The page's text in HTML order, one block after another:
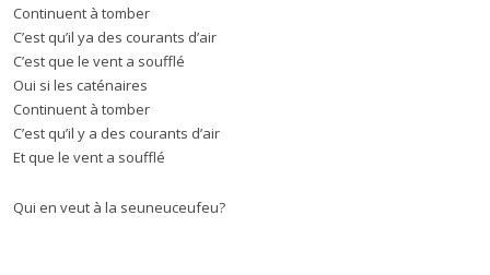
Continuent à tomber
C’est qu’il ya des courants d’air
C’est que le vent a soufflé
Oui si les caténaires
Continuent à tomber
C’est qu’il y a des courants d’air
Et que le vent a soufflé
Qui en veut à la seuneuceufeu?